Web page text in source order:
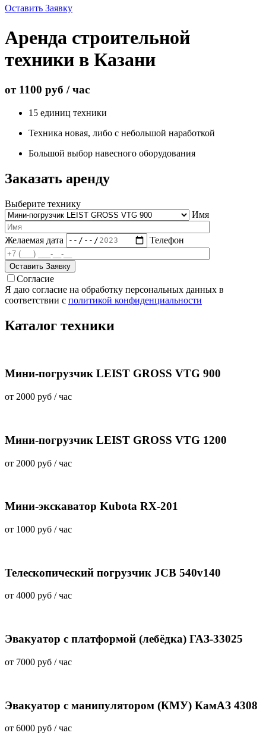
Оставить Заявку
Аренда строительной
техники в Казани
от 1100 руб / час
15 единиц техники
Техника новая, либо с небольшой наработкой
Большой выбор навесного оборудования
Заказать аренду
Выберите технику
Имя
Желаемая дата Телефон
Согласие
Я даю согласие на обработку персональных данных в
соответствии с политикой конфиденциальности
Каталог техники
Мини-погрузчик LEIST GROSS VTG 900
от 2000 руб / час
Мини-погрузчик LEIST GROSS VTG 1200
от 2000 руб / час
Мини-экскаватор Kubota RX-201
от 1000 руб / час
Телескопический погрузчик JCB 540v140
от 4000 руб / час
Эвакуатор с платформой (лебёдка) ГАЗ-33025
от 7000 руб / час
Эвакуатор с манипулятором (КМУ) КамАЗ 4308
от 6000 руб / час